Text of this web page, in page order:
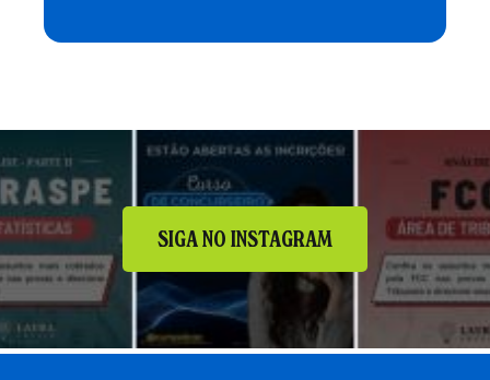
SIGA NO INSTAGRAM